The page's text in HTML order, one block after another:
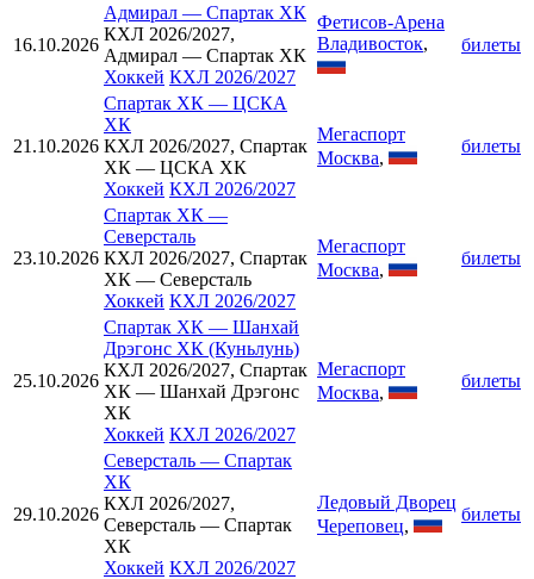
16.10.2026
Адмирал — Спартак ХК
КХЛ 2026/2027,
Адмирал — Спартак ХК
Хоккей КХЛ 2026/2027
Фетисов-Арена
Владивосток, билеты
21.10.2026
Спартак ХК — ЦСКА
ХК
КХЛ 2026/2027, Спартак
ХК — ЦСКА ХК
Хоккей КХЛ 2026/2027
Мегаспорт
Москва,
билеты
23.10.2026
Спартак ХК —
Северсталь
КХЛ 2026/2027, Спартак
ХК — Северсталь
Хоккей КХЛ 2026/2027
Мегаспорт
Москва,
билеты
25.10.2026
Спартак ХК — Шанхай
Дрэгонс ХК (Куньлунь)
КХЛ 2026/2027, Спартак
ХК — Шанхай Дрэгонс
ХК
Хоккей КХЛ 2026/2027
Мегаспорт
Москва,
билеты
29.10.2026
Северсталь — Спартак
ХК
КХЛ 2026/2027,
Северсталь — Спартак
ХК
Хоккей КХЛ 2026/2027
Ледовый Дворец
Череповец,
билеты